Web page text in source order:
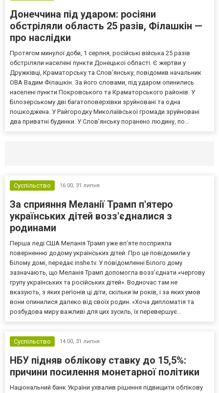
Донеччина під ударом: росіяни
обстріляли область 25 разів, Філашкін —
про наслідки
Протягом минулої доби, 1 серпня, російські війська 25 разів
обстріляли населені пункти Донецької області. Є жертви у
Дружківці, Краматорську та Слов’янську, повідомив начальник
ОВА Вадим Філашкін. За його словами, під ударом опинились
населені пункти Покровського та Краматорського районів. У
Білозерському дві багатоповерхівки зруйновані та одна
пошкоджена. У Райгородку Миколаївської громади зруйновані
два приватні будинки. У Слов’янську поранено людину, по...
Суспільство 16:00, 31 липня
За сприяння Меланії Трамп п'ятеро
українських дітей возз'єдналися з
родинами
Перша леді США Меланія Трамп уже впʼяте посприяла
поверненню додому українських дітей. Про це повідомили у
Білому домі, передає inshe.tv. У повідомленні Білого дому
зазначають, що Меланія Трамп допомогла возз’єднати «чергову
групу українських та російських дітей». Водночас там не
вказують, з яких регіонів ці діти, скільки їм років, і за яких умов
вони опинилися далеко від своїх родин. «Хоча дипломатія та
розбудова миру важливі для цих зусиль, їх перевершує...
Суспільство 14:00, 31 липня
НБУ підняв облікову ставку до 15,5%:
причини посилення монетарної політики
Національний банк України ухвалив рішення підвищити облікову